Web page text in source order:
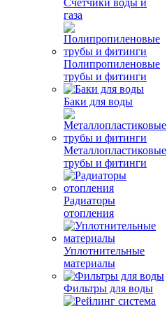
Счетчики воды и
газа
Полипропиленовые
трубы и фитинги
Баки для воды
Металлопластиковые
трубы и фитинги
Радиаторы
отопления
Уплотнительные
материалы
Фильтры для воды